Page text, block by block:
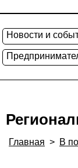
Новости и
Главная > В